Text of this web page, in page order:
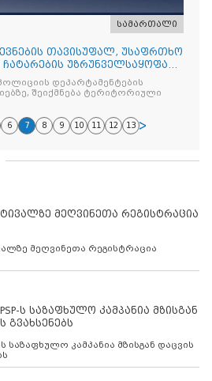
სამართალი
თავისუფალ, უსაფრთხო
უზრუნველსაყოფად,
ბრძანება გამოსცა
დეპარტამენტების
შეიქმნება ტერიტორიული
6 7 8 9 10 11 12 13
მეღვინეთა რეგისტრაცია
მეღვინეთა რეგისტრაცია
ს საზაფხულო კამპანია მზისგან
გვახსენებს
საზაფხულო კამპანია მზისგან დაცვის